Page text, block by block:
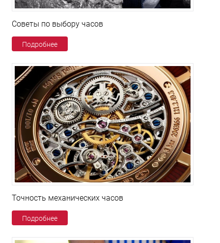
Советы по выбору часов
Подробнее
Точность механических часов
Подробнее